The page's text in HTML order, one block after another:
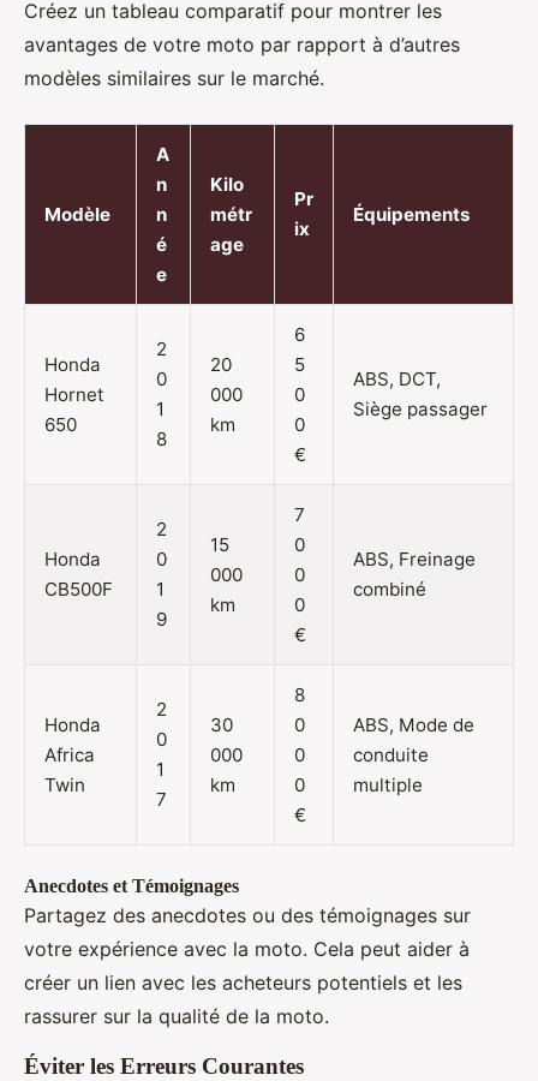
Créez un tableau comparatif pour montrer les
avantages de votre moto par rapport à d’autres
modèles similaires sur le marché.
Modèle
A
n
n
é
e
Kilo
métr
age
Pr
ix
Équipements
Honda
Hornet
650
2
0
1
8
20
000
km
6
5
0
0
€
ABS, DCT,
Siège passager
Honda
CB500F
2
0
1
9
15
000
km
7
0
0
0
€
ABS, Freinage
combiné
Honda
Africa
Twin
2
0
1
7
30
000
km
8
0
0
0
€
ABS, Mode de
conduite
multiple
Anecdotes et Témoignages
Partagez des anecdotes ou des témoignages sur
votre expérience avec la moto. Cela peut aider à
créer un lien avec les acheteurs potentiels et les
rassurer sur la qualité de la moto.
Éviter les Erreurs Courantes